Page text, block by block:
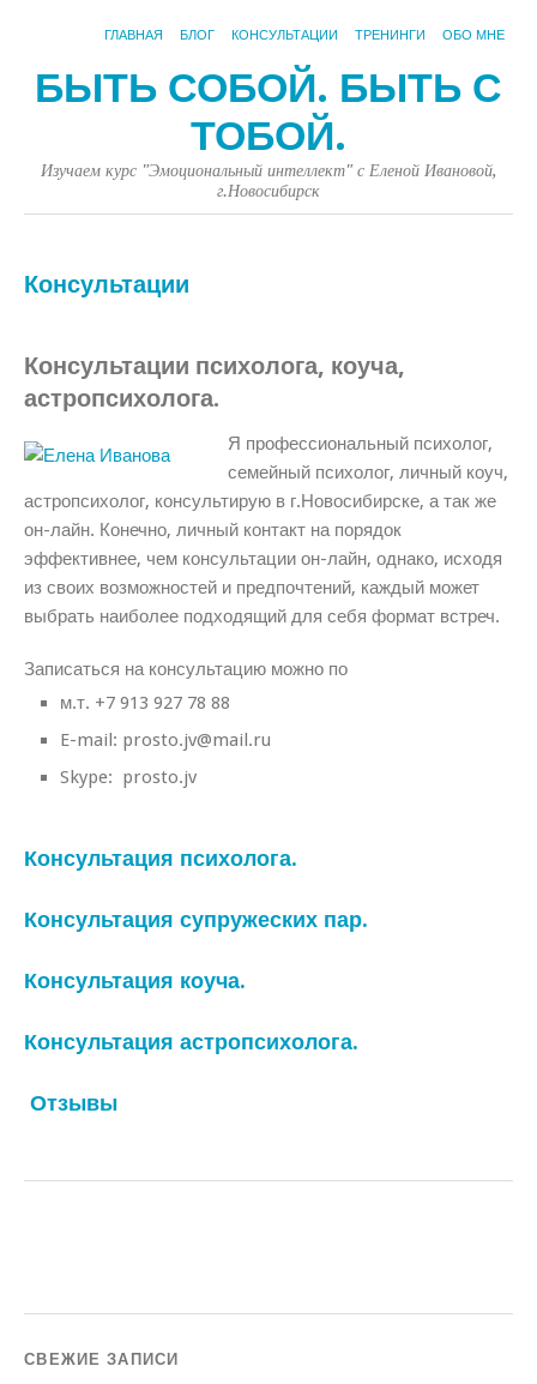
ГЛАВНАЯ БЛОГ КОНСУЛЬТАЦИИ ТРЕНИНГИ ОБО МНЕ
БЫТЬ СОБОЙ. БЫТЬ С
ТОБОЙ.
Изучаем курс "Эмоциональный интеллект" с Еленой Ивановой,
г.Новосибирск
Консультации
Консультации психолога, коуча,
астропсихолога.
Я профессиональный психолог,
семейный психолог, личный коуч,
астропсихолог, консультирую в г.Новосибирске, а так же
он-лайн. Конечно, личный контакт на порядок
эффективнее, чем консультации он-лайн, однако, исходя
из своих возможностей и предпочтений, каждый может
выбрать наиболее подходящий для себя формат встреч.
Записаться на консультацию можно по
м.т. +7 913 927 78 88
E-mail: prosto.jv@mail.ru
Skype: prosto.jv
Консультация психолога.
Консультация супружеских пар.
Консультация коуча.
Консультация астропсихолога.
Отзывы
СВЕЖИЕ ЗАПИСИ